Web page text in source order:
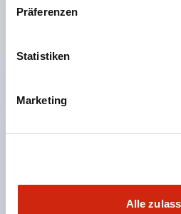
Präferenzen
Statistiken
Marketing
Alle
Stromkreis und kann für
Es stehen zwei Arten von
Verfügung: eine Feder-
Anregung des Solenoids
Solenoid-Schlosstyp, der
Solenoids verriegelt wird.
Für die Verkabelung
Der